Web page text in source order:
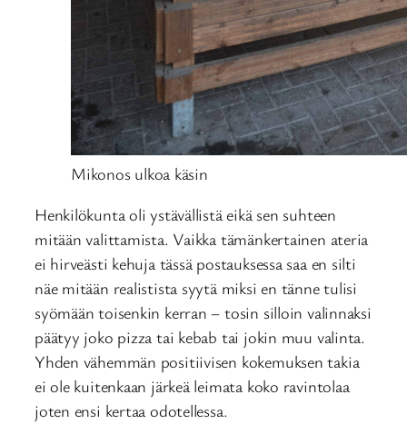
Mikonos ulkoa käsin
Henkilökunta oli ystävällistä eikä sen suhteen
mitään valittamista. Vaikka tämänkertainen ateria
ei hirveästi kehuja tässä postauksessa saa en silti
näe mitään realistista syytä miksi en tänne tulisi
syömään toisenkin kerran – tosin silloin valinnaksi
päätyy joko pizza tai kebab tai jokin muu valinta.
Yhden vähemmän positiivisen kokemuksen takia
ei ole kuitenkaan järkeä leimata koko ravintolaa
joten ensi kertaa odotellessa.